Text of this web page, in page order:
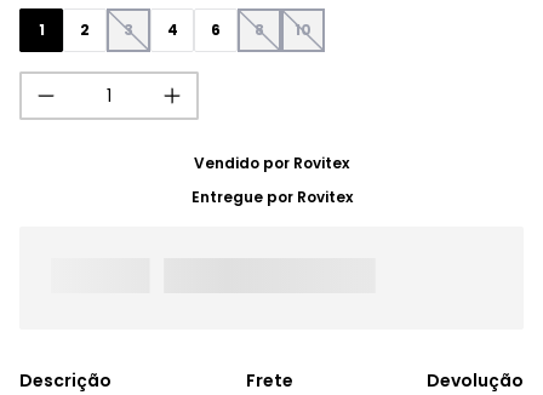
1 2 3 4 6 8 10
Vendido por Rovitex
Entregue por Rovitex
Frete Devolução